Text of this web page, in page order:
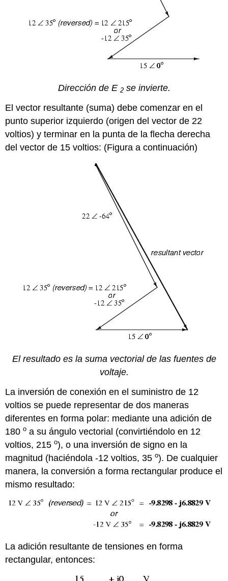
Dirección de E 2se invierte.
El vector resultante (suma) debe comenzar en el
punto superior izquierdo (origen del vector de 22
voltios) y terminar en la punta de la flecha derecha
del vector de 15 voltios: (Figura a continuación)
El resultado es la suma vectorial de las fuentes de
voltaje.
La inversión de conexión en el suministro de 12
voltios se puede representar de dos maneras
diferentes en forma polar: mediante una adición de
180o a su ángulo vectorial (convirtiéndolo en 12
voltios, 215o), o una inversión de signo en la
magnitud (haciéndola -12 voltios, 35o). De cualquier
manera, la conversión a forma rectangular produce el
mismo resultado:
La adición resultante de tensiones en forma
rectangular, entonces: